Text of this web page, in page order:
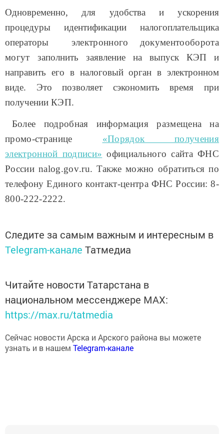
Одновременно, для удобства и ускорения
процедуры идентификации налогоплательщика
операторы электронного документооборота
могут заполнить заявление на выпуск КЭП и
направить его в налоговый орган в электронном
виде. Это позволяет сэкономить время при
получении КЭП.
Более подробная информация размещена на
промо-странице «Порядок получения
электронной подписи» официального сайта ФНС
Россииnalog.gov.ru. Такжеможно обратиться по
телефону Единого контакт-центра ФНС России: 8-
800-222-2222.
Следите за самым важным и интересным в
Telegram-канале Татмедиа
Читайте новости Татарстана в
национальном мессенджере MАХ:
https://max.ru/tatmedia
Сейчас новости Арска и Арского района вы можете
узнать и в нашем Telegram-канале